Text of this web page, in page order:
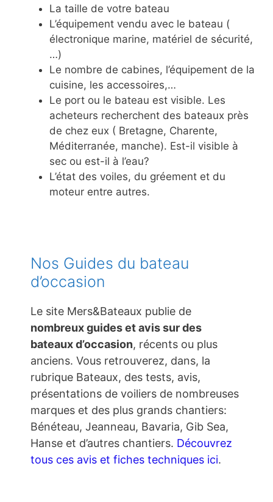
La taille de votre bateau
L’équipement vendu avec le bateau (
électronique marine, matériel de sécurité,
…)
Le nombre de cabines, l’équipement de la
cuisine, les accessoires,…
Le port ou le bateau est visible. Les
acheteurs recherchent des bateaux près
de chez eux ( Bretagne, Charente,
Méditerranée, manche). Est-il visible à
sec ou est-il à l’eau?
L’état des voiles, du gréement et du
moteur entre autres.
Nos Guides du bateau
d’occasion
Le site Mers&Bateaux publie de
nombreux guides et avis sur des
bateaux d’occasion, récents ou plus
anciens. Vous retrouverez, dans, la
rubrique Bateaux, des tests, avis,
présentations de voiliers de nombreuses
marques et des plus grands chantiers:
Bénéteau, Jeanneau, Bavaria, Gib Sea,
Hanse et d’autres chantiers. Découvrez
tous ces avis et fiches techniques ici.